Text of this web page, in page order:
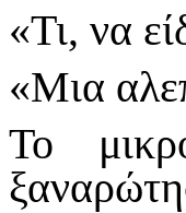
«Τι, να
«Μια
Το